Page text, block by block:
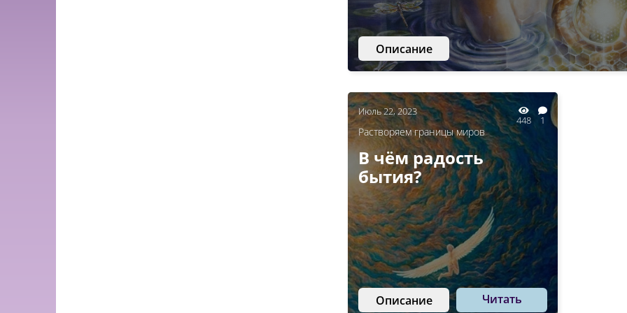
Описание
Июль 22, 2023
448 1
Растворяем границы миров
В чём радость
бытия?
Описание Читать